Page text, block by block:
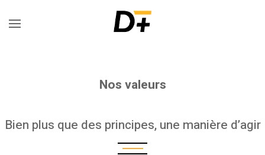
Nos valeurs
Bien plus que des principes, une manière d’agir